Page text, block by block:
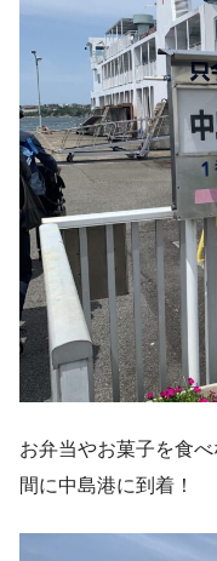
お弁当やお菓子を食
間に中島港に到着！